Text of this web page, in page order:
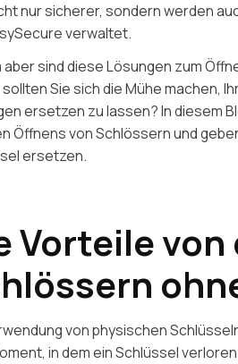
nur sicherer, sondern werden
verwaltet.
aber sind diese Lösungen zum
Sie sich die Mühe machen,
ersetzen zu lassen? In diesem
Öffnens von Schlössern und
ersetzen.
Vorteile
von physischen
in dem ein Schlüssel